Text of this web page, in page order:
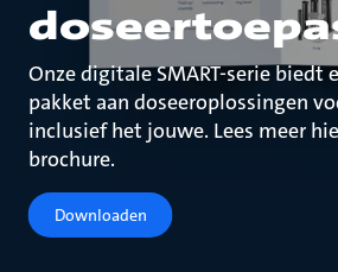
Onze digitale SMART-serie biedt
pakket aan doseeroplossingen
inclusief het jouwe. Lees meer
brochure.
Downloaden